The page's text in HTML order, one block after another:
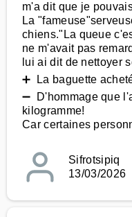
m'a dit que je
La
chiens."La queue
ne m'avait pas
lui ai dit de nettoyer
➕ La baguette
➖ D'hommage que
kilogramme!
Car certaines
Sifrotsipiq
13/03/2026